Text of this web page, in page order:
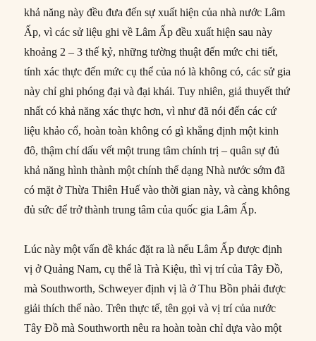
khả năng này đều đưa đến sự xuất hiện của nhà nước Lâm
Ấp, vì các sử liệu ghi về Lâm Ấp đều xuất hiện sau này
khoảng 2 – 3 thế kỷ, những tường thuật đến mức chi tiết,
tính xác thực đến mức cụ thể của nó là không có, các sử gia
này chỉ ghi phóng đại và đại khái. Tuy nhiên, giả thuyết thứ
nhất có khả năng xác thực hơn, vì như đã nói đến các cứ
liệu khảo cổ, hoàn toàn không có gì khẳng định một kinh
đô, thậm chí dấu vết một trung tâm chính trị – quân sự đủ
khả năng hình thành một chính thể dạng Nhà nước sớm đã
có mặt ở Thừa Thiên Huế vào thời gian này, và càng không
đủ sức để trở thành trung tâm của quốc gia Lâm Ấp.
Lúc này một vấn đề khác đặt ra là nếu Lâm Ấp được định
vị ở Quảng Nam, cụ thể là Trà Kiệu, thì vị trí của Tây Đồ,
mà Southworth, Schweyer định vị là ở Thu Bồn phải được
giải thích thế nào. Trên thực tế, tên gọi và vị trí của nước
Tây Đồ mà Southworth nêu ra hoàn toàn chỉ dựa vào một